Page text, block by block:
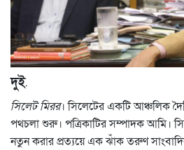
দুই.
সিলেট মিরর। সিলেটের একটি আঞ্চলিক
পথচলা শুরু। পত্রিকাটির সম্পাদক আমি।
নতুন করার প্রত্যয়ে এক ঝাঁক তরুণ